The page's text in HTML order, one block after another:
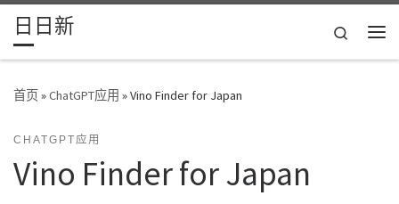
Skip to content
日日新
Search
首页»ChatGPT应用 »Vino Finder for Japan
CHATGPT应用
Vino Finder for Japan